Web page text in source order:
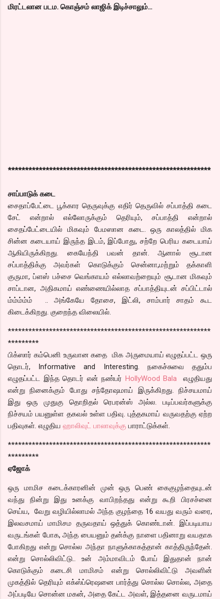
மிரட்டலான படம. கொஞ்சம் லாஜிக் இடிச்சாலும்…
***********************************************************
சாப்பாடுக் கடை
சைதாப்பேட்டை பூக்கார தெருவுக்கு எதிர் தெருவில் சப்பாத்தி கடை
சேட் என்றால் எல்லோருக்கும் தெரியும், சப்பாத்தி என்றால்
சைதப்பேட்டையில் மிகவும் பேமஸான கடை. ஒரு காலத்தில் மிக
சின்ன கடையாய் இருந்த இடம், இப்போது, சற்றே பெரிய கடையாய்
ஆகியிருக்கிறது. கையேந்தி பவன் தான். ஆனால் சூடான
சப்பாத்திக்கு அவர்கள் கொடுக்கும் சென்னா,மற்றும் தக்காளி
குருமா, ப்ளஸ் பச்சை வெங்காயம் எல்லாவற்றையும் சூடான மிகவும்
சாப்டான, அதிகமாய் எண்ணையில்லாத சப்பாத்தியுடன் சப்பிட்டால்
ம்ம்ம்ம்ம் .. அங்கேயே தோசை, இட்லி, சாம்பார் சாதம் கூட
கிடைக்கிறது. குறைந்த விலையில்.
***********************************************************
*********
பிக்ஸார் கம்பெனி உருவான கதை மிக அருமையாய் எழுதப்பட்ட ஒரு
தொடர், Informative and Interesting. நகைச்சுவை ததும்ப
எழுதப்பட்ட இந்த தொடர் என் நண்பர் HollyWood Bala எழுதியது
என்று நினைக்கும் போது சந்தோஷமாய் இருக்கிறது. நிச்சயமாய்
இது ஒரு முதுகு தொறிதல் ரெபரன்ஸ் அல்ல. படிப்பவர்களுக்கு
நிச்சயம் பயனுள்ள தகவல் உள்ள பதிவு. புத்தகமாய் வருவதற்கு ஏற்ற
பதிவுகள். எழுதிய ஹாலிவுட் பாலாவுக்கு பாராட்டுக்கள்.
***********************************************************
*********
ஏஜோக்
ஒரு மாமிச கடைக்காரனின் முன் ஒரு பெண் கைகுழந்தையுடன்
வந்து நின்று இது உனக்கு வாபிறந்தது என்று கூறி பிரசச்னை
செய்ய, வேறு வழியில்லாமல் அந்த குழந்தை 16 வயது வரும் வரை,
இலவசமாய் மாமிசம தருவதாய் ஒத்துக் கொண்டான். இப்படியாய
வருடங்கள் போக, அந்த பையனும் தன்க்கு நாளை பதினாறு வயதாக
போகிறது என்று சொல்ல அந்தா நாளுக்காகத்தான் காத்திருந்தேன்.
என்று சொல்லிவிட்டு.. உன் அம்மாவிடம் போய் இதுதான் நான்
கொடுக்கும் கடைசி மாமிசம் என்று சொல்லிவிட்டு அவளின்
முகத்தில் தெரியும் எக்ஸ்ப்ரெஷனை பார்த்து சொல்ல சொல்ல, அதை
அப்படியே சொன்ன மகன், அதை கேட்ட அவள், இத்தனை வருடமாய்